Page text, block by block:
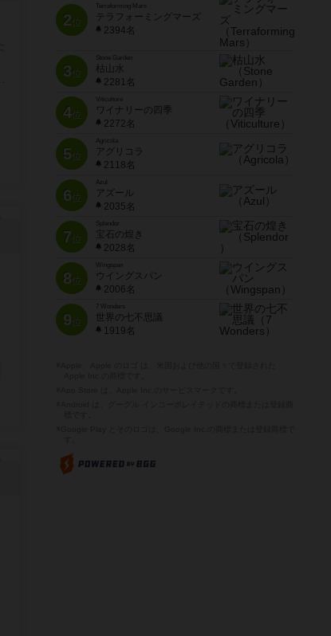
2位
Terraforming Mars
テラフォーミングマーズ
2394名
3位
Stone Garden
枯山水
2281名
4位
Viticulture
ワイナリーの四季
2272名
5位
Agricola
アグリコラ
2118名
6位
Azul
アズール
2035名
7位
宝石の煌き
2028名
8位
Wingspan
ウイングスパン
2006名
9位
7 Wonders
世界の七不思議
1919名